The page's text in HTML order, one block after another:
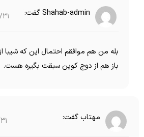
Shahab-adminگفت:
بله من هم موافقم احتمال این که شیبا از
باز هم از دوج کوین سبقت بگیره هست.
مهتاب گفت: